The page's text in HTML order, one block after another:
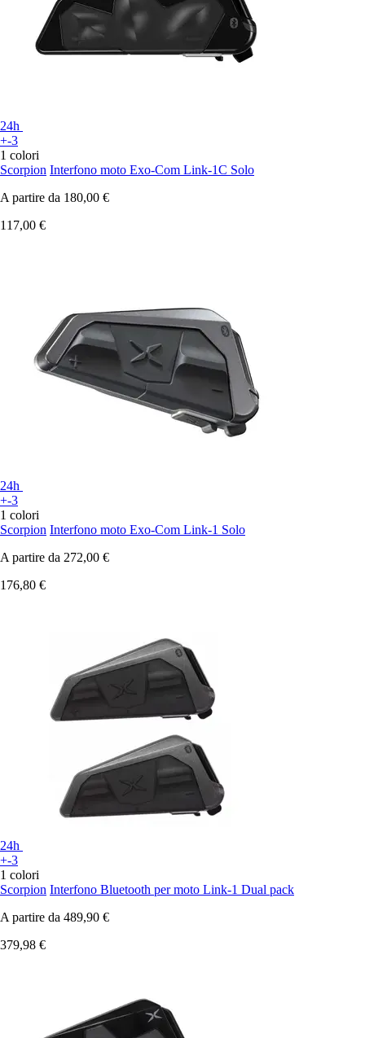
24h
+-3
1 colori
Scorpion Interfono moto Exo-Com Link-1C Solo
A partire da 180,00 €
117,00 €
24h
+-3
1 colori
Scorpion Interfono moto Exo-Com Link-1 Solo
A partire da 272,00 €
176,80 €
24h
+-3
1 colori
Scorpion Interfono Bluetooth per moto Link-1 Dual pack
A partire da 489,90 €
379,98 €